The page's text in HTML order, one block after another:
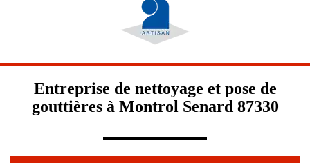
Entreprise de nettoyage et pose de
gouttières à Montrol Senard 87330